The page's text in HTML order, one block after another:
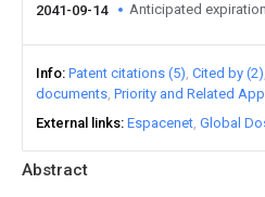
Abstract
2041-09-14 Anticipated expiration
Info Patent citations (5) Cited by (2)
documents Priority and Related
External links Espacenet Global